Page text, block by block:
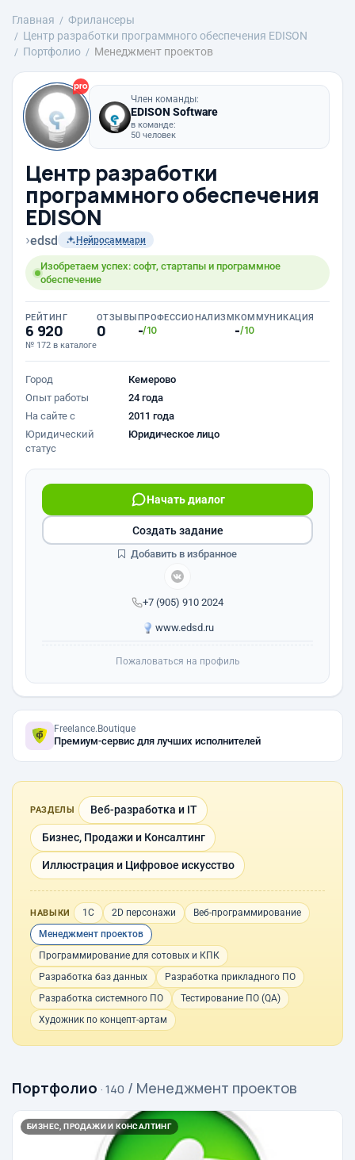
Главная
Фрилансеры
Центр разработки программного обеспечения EDISON
Портфолио
Менеджмент проектов
Член команды:
EDISON Software
в команде:
50 человек
Центр разработки
программного обеспечения
EDISON
›edsd Нейросаммари
Изобретаем успех: софт, стартапы и программное
обеспечение
РЕЙТИНГ
6 920
№ 172 в каталоге
ОТЗЫВЫ
0
ПРОФЕССИОНАЛИЗМ
-/10
КОММУНИКАЦИЯ
-/10
Город
Кемерово
Опыт работы
24 года
На сайте с
2011 года
Юридический
статус
Юридическое лицо
+7 (905) 910 2024
Начать диалог
www.edsd.ru
Создать задание
Добавить в избранное
Пожаловаться на профиль
Freelance.Boutique
Премиум-сервис для лучших исполнителей
РАЗДЕЛЫ Веб-разработка и IT
Бизнес, Продажи и Консалтинг
Иллюстрация и Цифровое искусство
НАВЫКИ 1С 2D персонажи
Веб-программирование
Менеджмент проектов
Программирование для сотовых и КПК
Разработка баз данных
Разработка прикладного ПО
Разработка системного ПО
Тестирование ПО (QA)
Художник по концепт-артам
Портфолио · 140 / Менеджмент проектов
БИЗНЕС, ПРОДАЖИ И КОНСАЛТИНГ